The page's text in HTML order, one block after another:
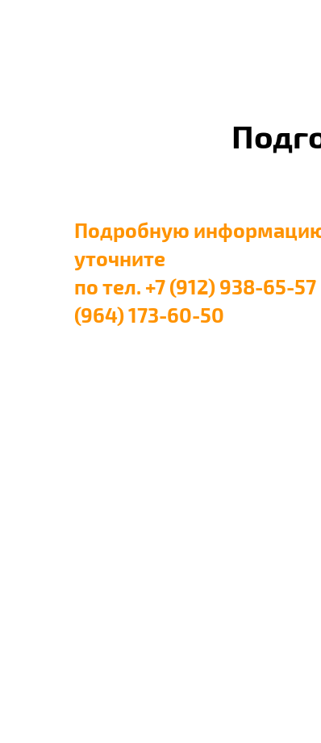
Подробную
уточните
по тел. +7 (912) 938-65-57
(964) 173-60-50